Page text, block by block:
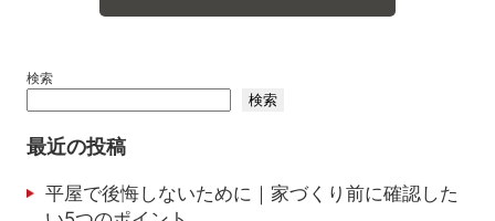
検索
検索
最近の投稿
平屋で後悔しないために｜家づくり前に確認した